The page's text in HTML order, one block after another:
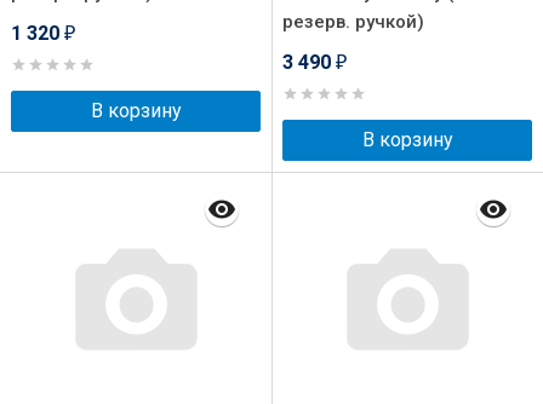
1 320 ₽
В корзину
резерв. ручкой)
3 490 ₽
В корзину